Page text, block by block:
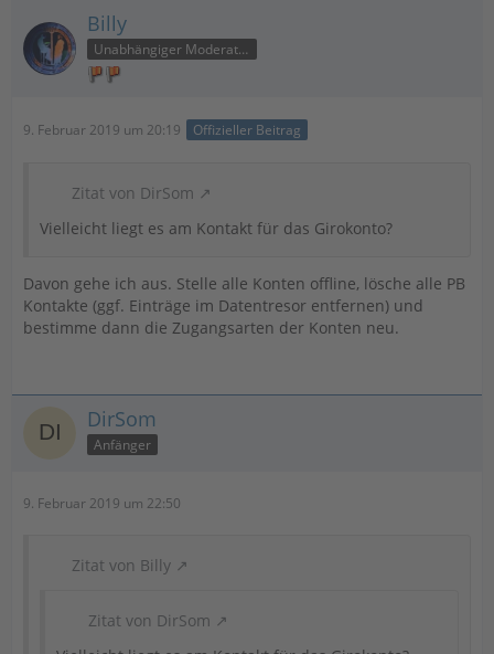
Billy
Unabhängiger Moderator
9. Februar 2019 um 20:19 Offizieller Beitrag
Zitat von DirSom
Vielleicht liegt es am Kontakt für das Girokonto?
Davon gehe ich aus. Stelle alle Konten offline, lösche alle PB
Kontakte (ggf. Einträge im Datentresor entfernen) und
bestimme dann die Zugangsarten der Konten neu.
DirSom
Anfänger
9. Februar 2019 um 22:50
Zitat von Billy
Zitat von DirSom